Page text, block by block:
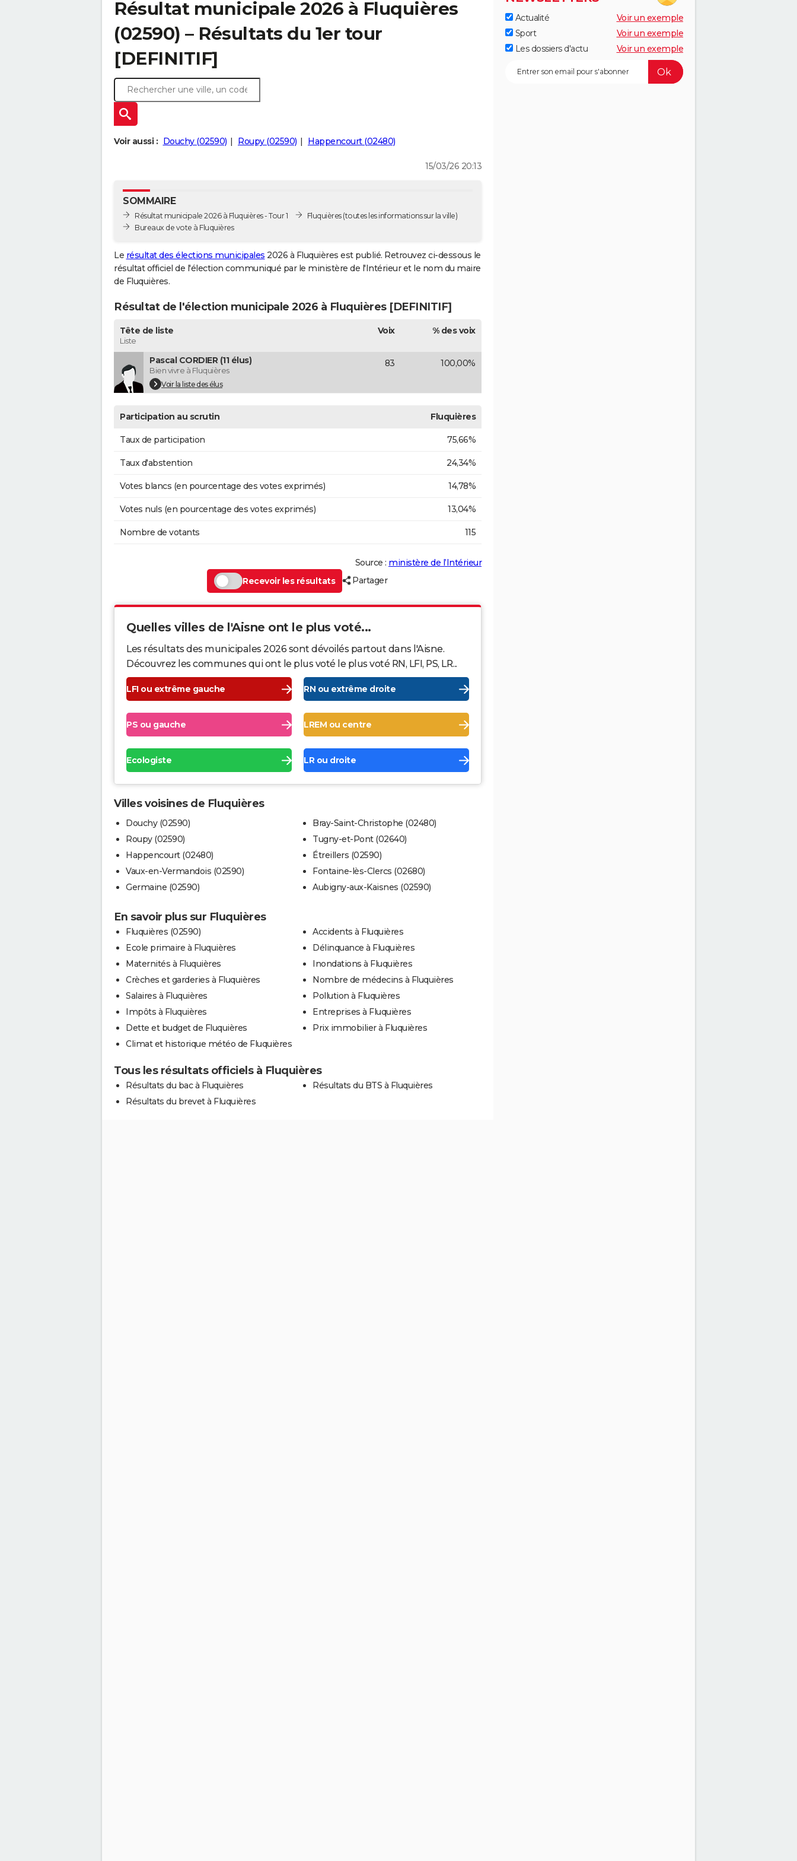
Résultat municipale 2026 à Fluquières
(02590) – Résultats du 1er tour
[DEFINITIF]
Voir aussi : Douchy (02590) Roupy (02590) Happencourt (02480)
15/03/26 20:13
SOMMAIRE
Résultat municipale 2026 à Fluquières - Tour 1
Bureaux de vote à Fluquières
Fluquières(toutes les informations sur la ville)
Le résultat des élections municipales 2026 à Fluquières est publié. Retrouvez ci-dessous le
résultat officiel de l'élection communiqué par le ministère de l'Intérieur et le nom du maire
de Fluquières.
Résultat de l'élection municipale 2026 à Fluquières [DEFINITIF]
Tête de liste
Liste
Voix % des voix
Pascal CORDIER (11 élus)
Bien vivre à Fluquières
Voir la liste des élus
83 100,00%
Participation au scrutin Fluquières
Taux de participation 75,66%
Taux d'abstention 24,34%
Votes blancs (en pourcentage des votes exprimés) 14,78%
Votes nuls (en pourcentage des votes exprimés) 13,04%
Nombre de votants 115
Source : ministère de l’Intérieur
Recevoir les résultats
Partager
Quelles villes de l'Aisne ont le plus voté...
Les résultats des municipales 2026 sont dévoilés partout dans l'Aisne.
Découvrez les communes qui ont le plus voté le plus voté RN, LFI, PS, LR...
LFI ou extrême gauche RN ou extrême droite
PS ou gauche LREM ou centre
Ecologiste LR ou droite
Villes voisines de Fluquières
Douchy (02590)
Roupy (02590)
Happencourt (02480)
Vaux-en-Vermandois (02590)
Germaine (02590)
Bray-Saint-Christophe (02480)
Tugny-et-Pont (02640)
Étreillers (02590)
Fontaine-lès-Clercs (02680)
Aubigny-aux-Kaisnes (02590)
En savoir plus sur Fluquières
Fluquières (02590)
Ecole primaire à Fluquières
Maternités à Fluquières
Crèches et garderies à Fluquières
Salaires à Fluquières
Impôts à Fluquières
Dette et budget de Fluquières
Climat et historique météo de Fluquières
Accidents à Fluquières
Délinquance à Fluquières
Inondations à Fluquières
Nombre de médecins à Fluquières
Pollution à Fluquières
Entreprises à Fluquières
Prix immobilier à Fluquières
Tous les résultats officiels à Fluquières
Résultats du bac à Fluquières
Résultats du brevet à Fluquières
Résultats du BTS à Fluquières
Actualité
Voir un exemple
Sport
Voir un exemple
Les dossiers d'actu
Voir un exemple